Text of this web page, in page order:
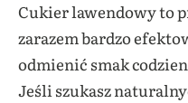
Cukier lawendowy to
zarazem bardzo
odmienić smak
Jeśli szukasz